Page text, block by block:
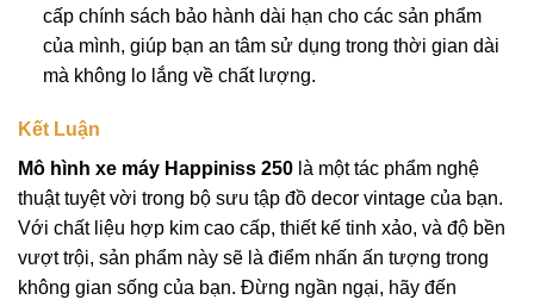
cấp chính sách bảo hành dài hạn cho các sản phẩm
của mình, giúp bạn an tâm sử dụng trong thời gian dài
mà không lo lắng về chất lượng.
Kết Luận
Mô hình xe máy Happiniss 250 là một tác phẩm nghệ
thuật tuyệt vời trong bộ sưu tập đồ decor vintage của bạn.
Với chất liệu hợp kim cao cấp, thiết kế tinh xảo, và độ bền
vượt trội, sản phẩm này sẽ là điểm nhấn ấn tượng trong
không gian sống của bạn. Đừng ngần ngại, hãy đến